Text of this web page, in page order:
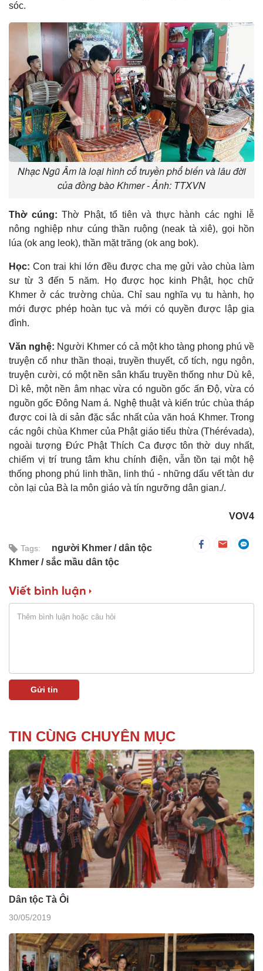
sóc.
Nhạc Ngũ Âm là loại hình cổ truyền phổ biến và lâu đời
của đồng bào Khmer - Ảnh: TTXVN
Thờ cúng:Thờ Phật, tổ tiên và thực hành các nghi lễ
nông nghiệp như cúng thần ruộng (neak tà xiê), gọi hồn
lúa (ok ang leok), thần mặt trăng (ok ang bok).
Học: Con trai khi lớn đều được cha mẹ gửi vào chùa làm
sư từ 3 đến 5 năm. Họ được học kinh Phật, học chữ
Khmer ở các trường chùa. Chỉ sau nghĩa vụ tu hành, họ
mới được phép hoàn tục và mới có quyền được lập gia
đình.
Văn nghệ: Người Khmer có cả một kho tàng phong phú về
truyện cổ như thần thoại, truyền thuyết, cổ tích, ngụ ngôn,
truyện cười, có một nền sân khấu truyền thống như Dù kê,
Dì kê, một nền âm nhạc vừa có nguồn gốc ấn Ðộ, vừa có
nguồn gốc Ðông Nam á. Nghệ thuật và kiến trúc chùa tháp
được coi là di sản đặc sắc nhất của văn hoá Khmer. Trong
các ngôi chùa Khmer của Phật giáo tiểu thừa (Thérévada),
ngoài tượng Ðức Phật Thích Ca được tôn thờ duy nhất,
chiếm vị trí trung tâm khu chính điện, vẫn tồn tại một hệ
thống phong phú linh thần, linh thú - những dấu vết tàn dư
còn lại của Bà la môn giáo và tín ngưỡng dân gian./.
VOV4
Tags: người Khmer
dân tộc
Khmer
sắc mầu dân tộc
Viết bình luận
TIN CÙNG CHUYÊN MỤC
Dân tộc Tà Ôi
30/05/2019